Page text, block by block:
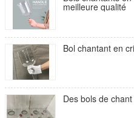
meilleure qualité
Bol chantant en
Des bols de